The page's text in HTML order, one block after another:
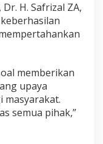
H. Safrizal ZA,
memberikan
upaya
masyarakat.
semua pihak,”